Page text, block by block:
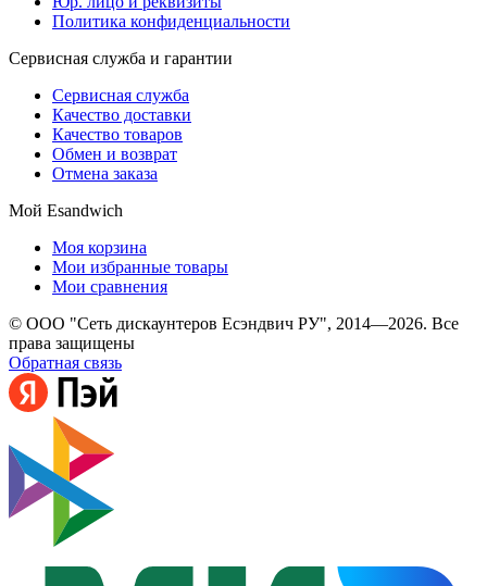
Политика конфиденциальности
Сервисная служба и гарантии
Сервисная служба
Качество доставки
Качество товаров
Обмен и возврат
Отмена заказа
Мой Esandwich
Моя корзина
Мои избранные товары
Мои сравнения
© ООО "Сеть дискаунтеров Есэндвич РУ", 2014—2026. Все
права защищены
Обратная связь